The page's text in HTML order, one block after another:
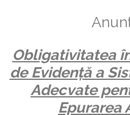
Obligativitatea
de Evidență a
Adecvate
Epurarea